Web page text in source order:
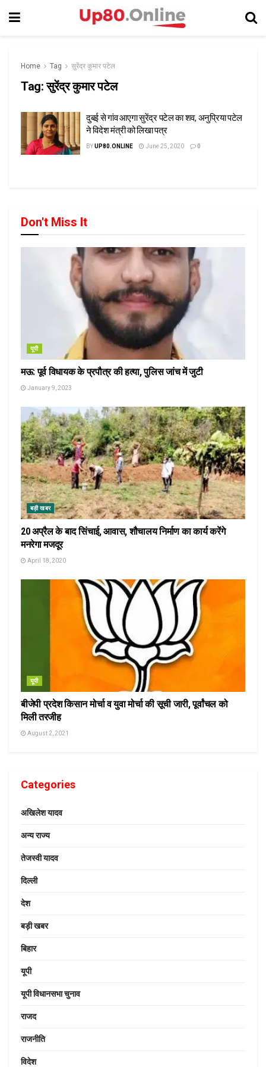
Home Tag सुरेंद्र कुमार पटेल
Tag:सुरेंद्र कुमार पटेल
दुबई से गांव आएगा सुरेंद्र पटेल का शव, अनुप्रिया पटेल
ने विदेश मंत्री को लिखा पत्र
BYUP80.ONLINE June 25, 2020 0
Don't Miss It
यूपी
मऊ: पूर्व विधायक के प्रपौत्र की हत्या, पुलिस जांच में जुटी
January 9, 2023
बड़ी खबर
20 अप्रैल के बाद सिंचाई, आवास, शौचालय निर्माण का कार्य करेंगे
मनरेगा मजदूर
April 18, 2020
यूपी
बीजेपी प्रदेश किसान मोर्चा व युवा मोर्चा की सूची जारी, पूर्वांचल को
मिली तरजीह
August 2, 2021
Categories
अखिलेश यादव
अन्य राज्य
तेजस्वी यादव
दिल्ली
देश
बड़ी खबर
बिहार
यूपी
यूपी विधानसभा चुनाव
राजद
राजनीति
विदेश